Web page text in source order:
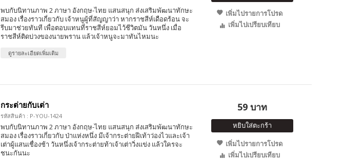
พบกับนิทานภาพ 2 ภาษา อังกฤษ-ไทย แสนสนุก ส่งเสริมพัฒนาทักษะ
สมอง เรื่องราวเกี่ยวกับ เจ้าหนูผู้ที่สัญญาว่า หากราชสีห์เดือดร้อน จะ
รีบมาช่วยทันที เพื่อตอบแทนที่ราชสีห์ยอมไว้ชีวิตมัน วันหนึ่ง เมื่อ
ราชสีห์ติดบ่วงของนายพราน แล้วเจ้าหนูจะมาทันไหมนะ
ดูรายละเอียดเพิ่มเติม
เพิ่มไปรายการโปรด
เพิ่มไปเปรียบเทียบ
กระต่ายกับเต่า
รหัสสินค้า : P-YOU-1424
พบกับนิทานภาพ 2 ภาษา อังกฤษ-ไทย แสนสนุก ส่งเสริมพัฒนาทักษะ
สมอง เรื่องราวเกี่ยวกับ ป่าแห่งหนึ่ง มีเจ้ากระต่ายฝีเท้าว่องไวและเจ้า
เต่าผู้แสนเชื่องช้า วันหนึ่งเจ้ากระต่ายท้าเจ้าเต่าวิ่งแข่ง แล้วใครจะ
ชนะกันนะ
59 บาท
หยิบใส่ตะกร้า
เพิ่มไปรายการโปรด
เพิ่มไปเปรียบเทียบ